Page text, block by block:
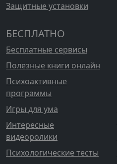
Защитные установки
БЕСПЛАТНО
Бесплатные сервисы
Полезные книги онлайн
Психоактивные
программы
Игры для ума
Интересные
видеоролики
Психологические тесты